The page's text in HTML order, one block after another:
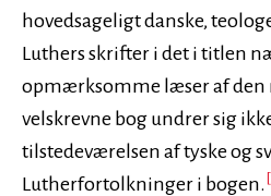
hovedsageligt danske,
Luthers skrifter i det i titlen
opmærksomme læser af den
velskrevne bog undrer sig
tilstedeværelsen af tyske og
Lutherfortolkninger i bogen.